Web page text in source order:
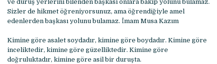
ve duruş yerlerini bilenden başkası onlara bakıp yolunu bulamaz.
Sizler de hikmet öğreniyorsunuz, ama öğrendiğiyle amel
edenlerden başkası yolunu bulamaz. İmam Musa Kazım
Kimine göre asalet soydadır, kimine göre boydadır. Kimine göre
inceliktedir, kimine göre güzelliktedir. Kimine göre
doğruluktadır, kimine göre asil bir duruşta.